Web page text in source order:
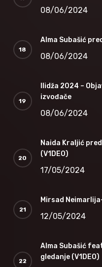
08/06/2024
Alma Subašić
08/06/2024
Ilidža 2024 –
izvođače
08/06/2024
Naida Kraljić
(V1DEO)
17/05/2024
Mirsad
12/05/2024
Alma Subašić
gledanje (V1DEO)